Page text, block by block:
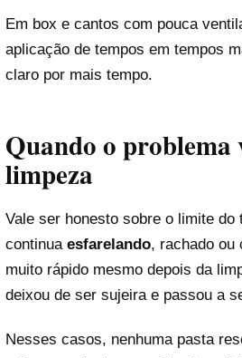
Em box e cantos com pouca
aplicação de tempos em tempos
claro por mais tempo.
Quando o problema
limpeza
Vale ser honesto sobre o limite do
continua esfarelando, rachado ou
muito rápido mesmo depois da
deixou de ser sujeira e passou a
Nesses casos, nenhuma pasta